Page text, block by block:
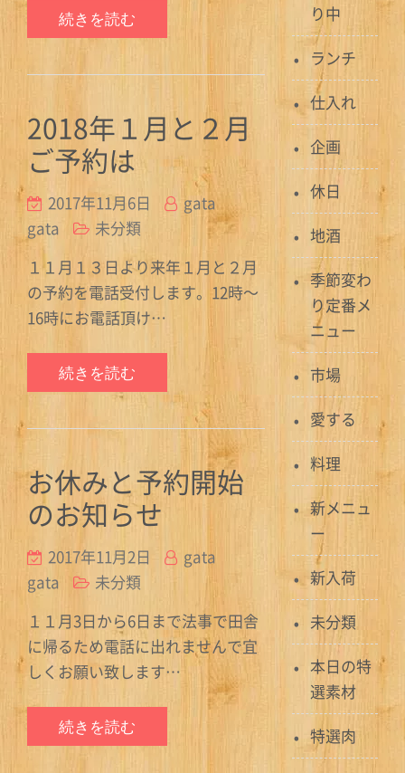
続きを読む
2018年１月と２月
ご予約は
2017年11月6日
gata
gata
未分類
１１月１３日より来年１月と２月
の予約を電話受付します。12時〜
16時にお電話頂け…
続きを読む
お休みと予約開始
のお知らせ
2017年11月2日
gata
gata
未分類
１１月3日から6日まで法事で田舎
に帰るため電話に出れませんで宜
しくお願い致します…
続きを読む
り中
ランチ
仕入れ
企画
休日
地酒
季節変わ
り定番メ
ニュー
市場
愛する
料理
新メニュ
ー
新入荷
未分類
本日の特
選素材
特選肉